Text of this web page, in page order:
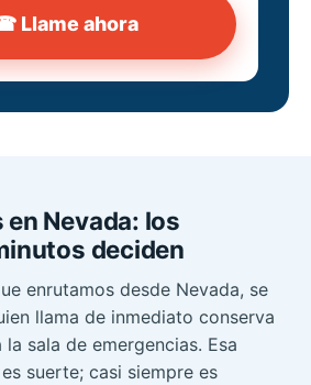
Llame ahora
en Nevada: los
deciden
enrutamos desde Nevada, se
llama de inmediato conserva
sala de emergencias. Esa
suerte; casi siempre es